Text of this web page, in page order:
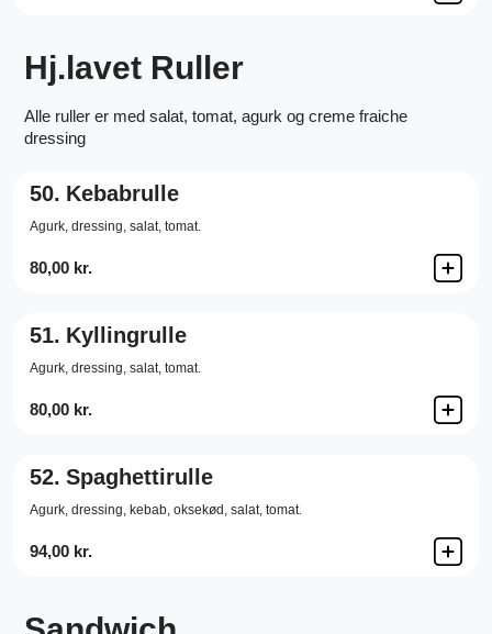
Hj.lavet Ruller
Alle ruller er med salat, tomat, agurk og creme fraiche
dressing
50. Kebabrulle
Agurk, dressing, salat, tomat.
80,00 kr.
51. Kyllingrulle
Agurk, dressing, salat, tomat.
80,00 kr.
52. Spaghettirulle
Agurk, dressing, kebab, oksekød, salat, tomat.
94,00 kr.